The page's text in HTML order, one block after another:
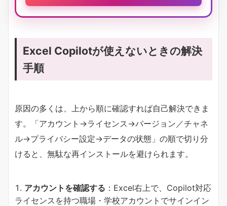
Excel Copilotが使えないときの解決
手順
原因の多くは、上から順に確認すれば自己解決できま
す。「アカウント→ライセンス→バージョン／チャネ
ル→プライバシー設定→データの状態」の順で切り分
けると、無駄な再インストールを避けられます。
​アカウントを確認する​ ​：Excel右上で、Copilot対応
ライセンスを持つ職場・学校アカウントでサインイン